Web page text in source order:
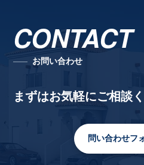
CONTACT
お問い合わせ
まずはお気軽にご相談
問い合わせフ